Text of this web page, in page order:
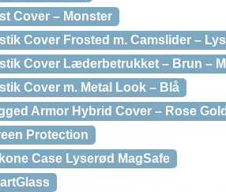
Cover – Monster
Cover Frosted m. Camslider –
Cover Læderbetrukket – Brun –
Cover m. Metal Look – Blå
Armor Hybrid Cover – Rose
Protection
Case Lyserød MagSafe